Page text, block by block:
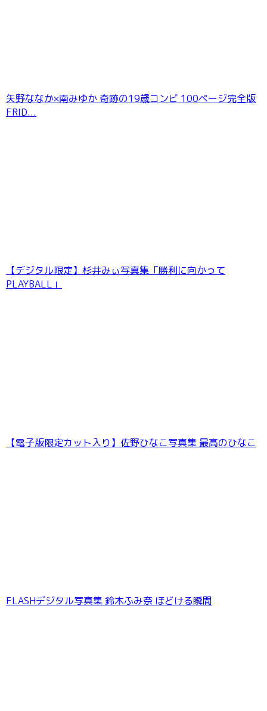
矢野ななか×南みゆか 奇跡の19歳コンビ 100ページ完全版
FRID...
【デジタル限定】杉井みぃ写真集「勝利に向かって
PLAYBALL」
【電子版限定カット入り】佐野ひなこ写真集 最高のひなこ
FLASHデジタル写真集 鈴木ふみ奈 ほどける瞬間